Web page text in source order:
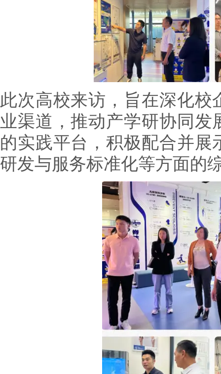
此次高校来访，旨在深化
业渠道，推动产学研协同
的实践平台，积极配合并
研发与服务标准化等方面的